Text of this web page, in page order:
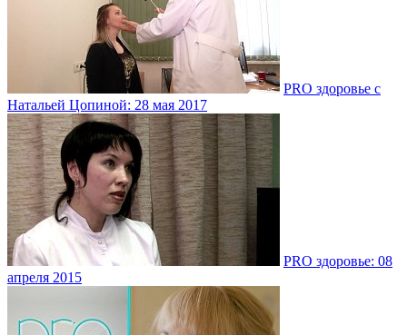
PRO здоровье с
Натальей Цопиной: 28 мая 2017
PRO здоровье: 08
апреля 2015